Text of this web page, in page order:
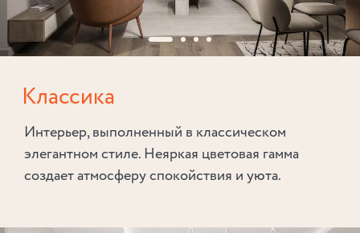
Классика
Интерьер, выполненный в классическом
элегантном стиле. Неяркая цветовая гамма
создает атмосферу спокойствия и уюта.